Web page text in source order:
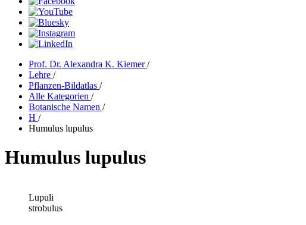
Prof. Dr. Alexandra K. Kiemer/
Lehre /
Pflanzen-Bildatlas /
Alle Kategorien /
Botanische Namen /
H /
Humulus lupulus
Humulus lupulus
Lupuli
strobulus